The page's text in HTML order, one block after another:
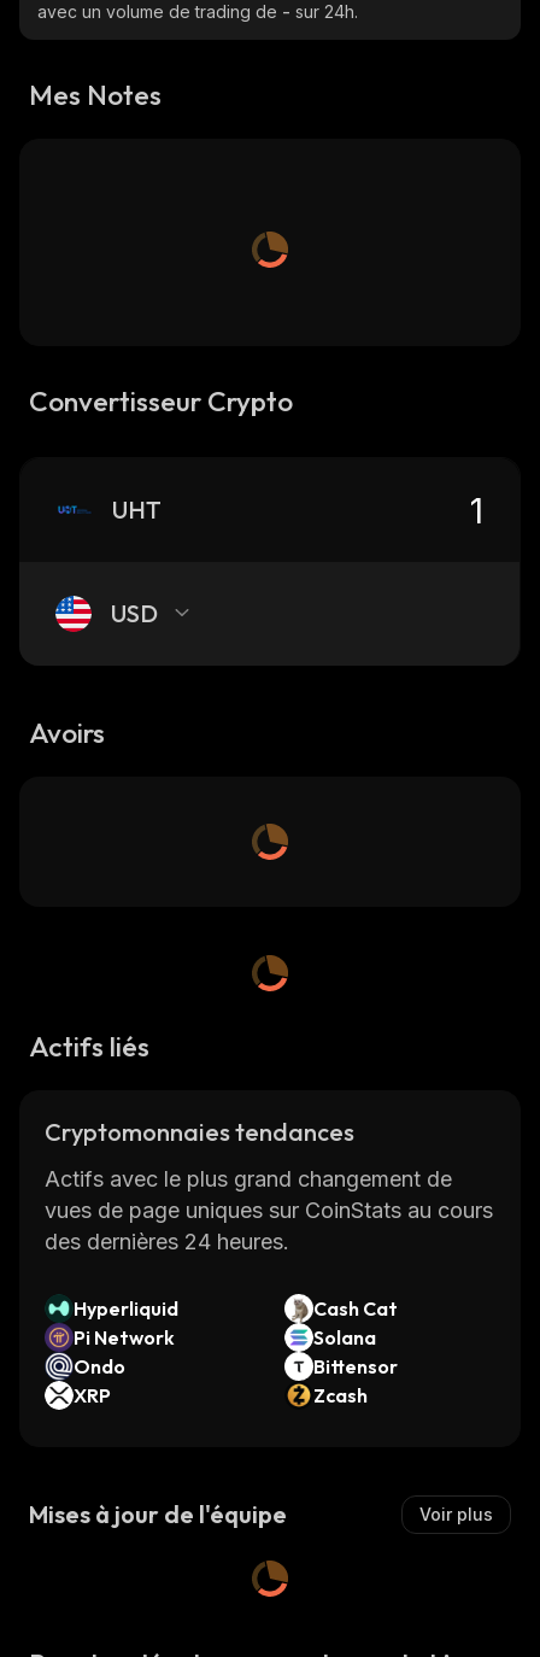
avec un volume de trading de - sur 24h.
Mes Notes
Convertisseur Crypto
UHT
USD
Avoirs
Actifs liés
Cryptomonnaies tendances
Actifs avec le plus grand changement de
vues de page uniques sur CoinStats au cours
des dernières 24 heures.
Hyperliquid
Cash Cat
Pi Network
Solana
Ondo
Bittensor
XRP
Zcash
Mises à jour de l'équipe Voir plus